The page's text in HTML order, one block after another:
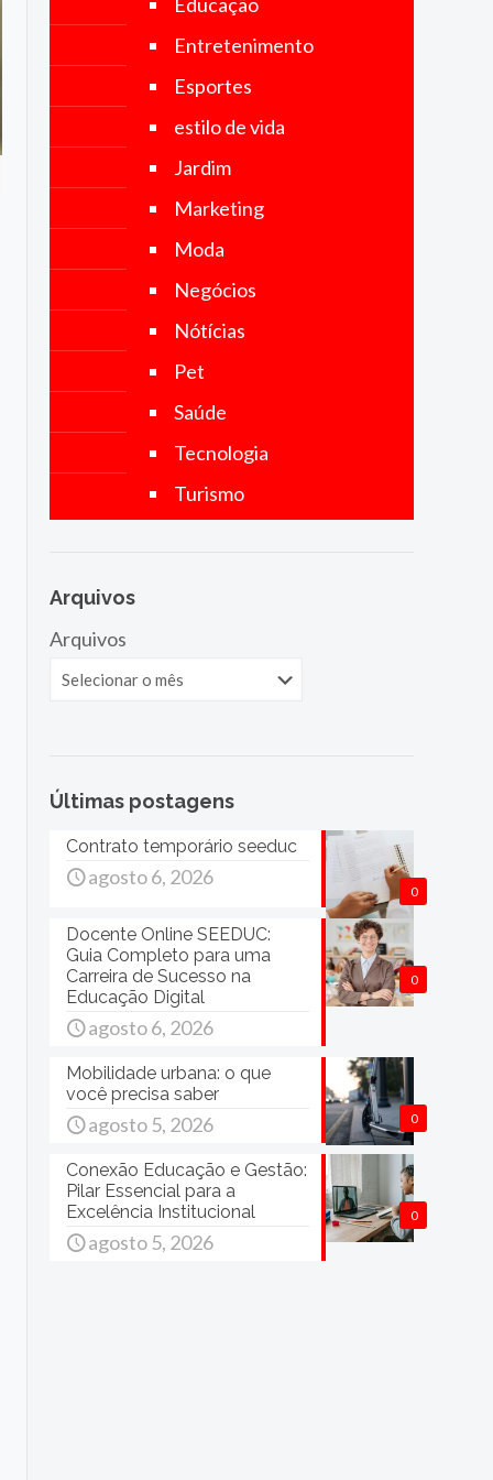
no mundo.
objetivo é
notícias
imparciais
atualizadas,
abrangendo
uma ampla
categorias,
muito mais.
Entretenimento
Esportes
estilo de vida
Jardim
Marketing
Moda
Negócios
Nótícias
Pet
Saúde
Tecnologia
Turismo
Arquivos
Arquivos
Últimas postagens
0
Contrato temporário seeduc
agosto 6, 2026
0
Docente Online SEEDUC:
Guia Completo para uma
Carreira de Sucesso na
Educação Digital
agosto 6, 2026
0
Mobilidade urbana: o que
você precisa saber
agosto 5, 2026
0
Conexão Educação e Gestão:
Pilar Essencial para a
Excelência Institucional
agosto 5, 2026